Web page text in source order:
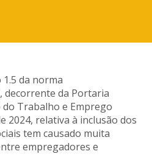
da norma
decorrente da Portaria
Trabalho e Emprego
2024, relativa à inclusão dos
tem causado muita
empregadores e